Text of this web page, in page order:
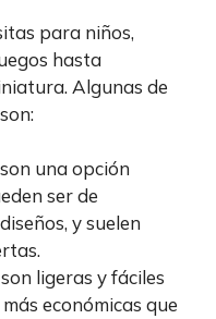
para niños,
hasta
Algunas de
son una opción
ser de
y suelen
son ligeras y fáciles
económicas que